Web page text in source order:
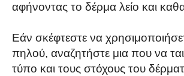
αφήνοντας το δέρμα λείο και
Εάν σκέφτεστε να
πηλού, αναζητήστε μια που να
τύπο και τους στόχους του